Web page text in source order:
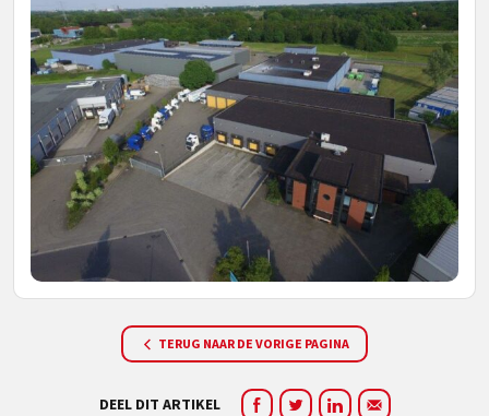
TERUG NAAR DE VORIGE PAGINA
DEEL DIT ARTIKEL